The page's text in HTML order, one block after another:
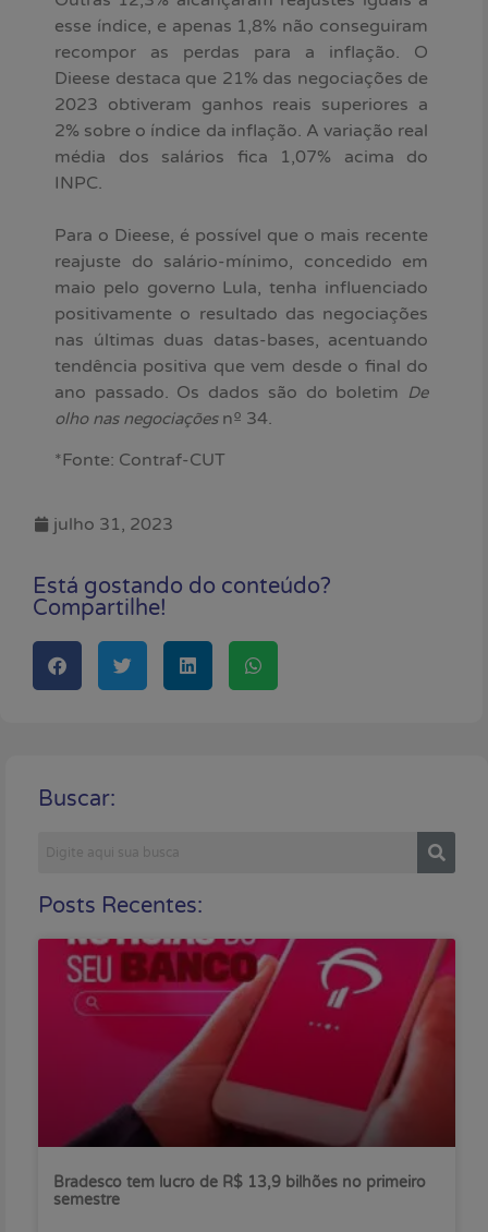
esse índice, e apenas 1,8% não conseguiram
recompor as perdas para a inflação. O
Dieese destaca que 21% das negociações de
2023 obtiveram ganhos reais superiores a
2% sobre o índice da inflação. A variação real
média dos salários fica 1,07% acima do
INPC.
Para o Dieese, é possível que o mais recente
reajuste do salário-mínimo, concedido em
maio pelo governo Lula, tenha influenciado
positivamente o resultado das negociações
nas últimas duas datas-bases, acentuando
tendência positiva que vem desde o final do
ano passado. Os dados são do boletim
De
olho nas negociaçõesnº 34.
*Fonte: Contraf-CUT
julho 31, 2023
Está gostando do conteúdo?
Compartilhe!
Buscar:
Posts Recentes:
Bradesco tem lucro de R$ 13,9 bilhões no primeiro
semestre